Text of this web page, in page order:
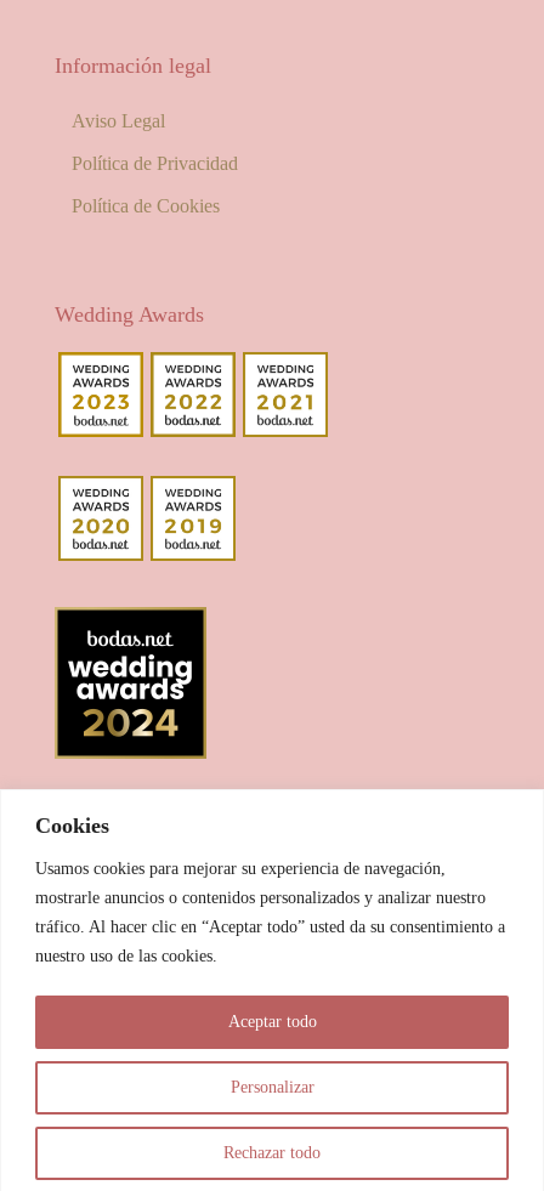
Cookies
Usamos cookies para mejorar su experiencia de navegación,
mostrarle anuncios o contenidos personalizados y analizar nuestro
tráfico. Al hacer clic en “Aceptar todo” usted da su consentimiento a
nuestro uso de las cookies.
Personalizar
Rechazar todo
Aceptar todo
Información legal
Aviso Legal
Política de Privacidad
Política de Cookies
Wedding Awards
© 2025 Las Pitxiak de la Cabra
María Temprano Sanjurjo | C/ Río Aliste nº 2B, 49190, Morales
del Vino - Zamora
atención: De 9.00 a 21.00 horas (vía Whatsapp)